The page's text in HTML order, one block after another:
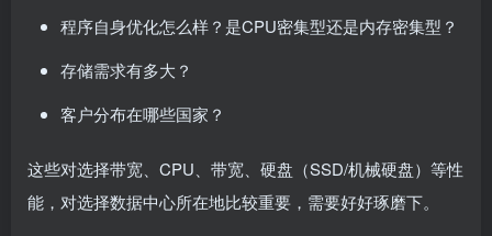
程序自身优化怎么样？是CPU密集型还是内存密集型？
存储需求有多大？
客户分布在哪些国家？
这些对选择带宽、CPU、带宽、硬盘（SSD/机械硬盘）等性
能，对选择数据中心所在地比较重要，需要好好琢磨下。